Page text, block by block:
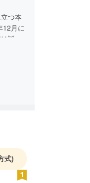
つ本
12月に
誕生
りま
の
てい
ャル
しく
式)